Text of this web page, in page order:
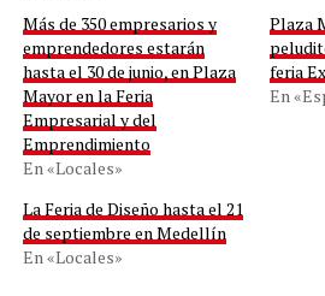
Más de 350 empresarios y
emprendedores estarán
hasta el 30 de junio, en Plaza
Mayor en la Feria
Empresarial y del
Emprendimiento
En «Locales»
Plaza
feria
En
La Feria de Diseño hasta el 21
de septiembre en Medellín
En «Locales»